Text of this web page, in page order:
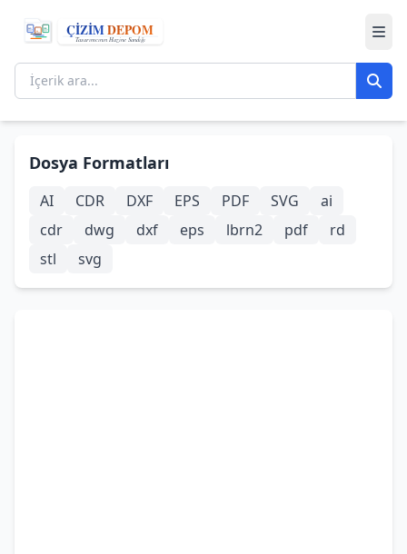
Dosya Formatları
AI CDR DXF EPS PDF SVG
ai
cdr
dwg dxf eps lbrn2 pdf
rd
stl
svg